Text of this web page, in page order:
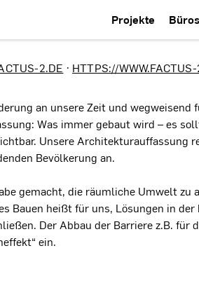
Projekte Büros
2.DE · HTTPS://
an unsere Zeit und wegweisend
Was immer gebaut wird – es
Unsere Architekturauffassung
Bevölkerung an.
gemacht, die räumliche Umwelt zu
Bauen heißt für uns, Lösungen in
Der Abbau der Barriere z.B.
ein.